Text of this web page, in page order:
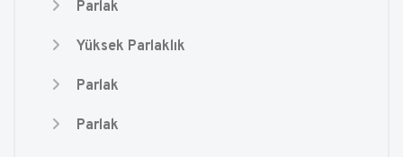
Parlak
Yüksek Parlaklık
Parlak
Parlak